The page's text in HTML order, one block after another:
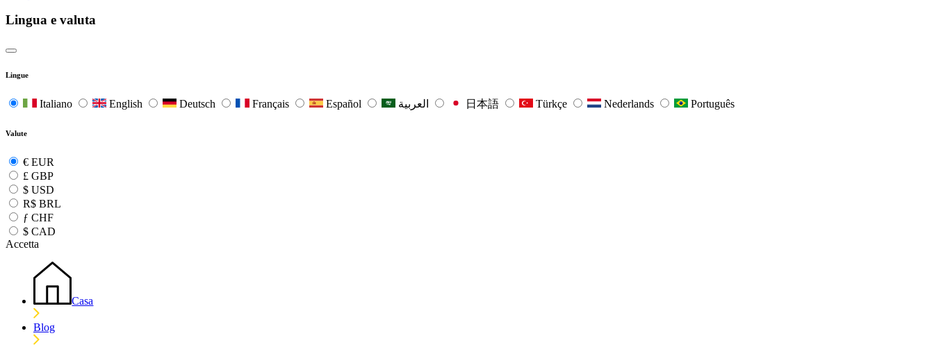
Lingua e valuta
Lingue
Italiano English Deutsch Français Español 日本語 Türkçe Nederlands Português
Valute
€ EUR
£ GBP
$ USD
R$ BRL
ƒ CHF
$ CAD
Accetta
Casa
Blog